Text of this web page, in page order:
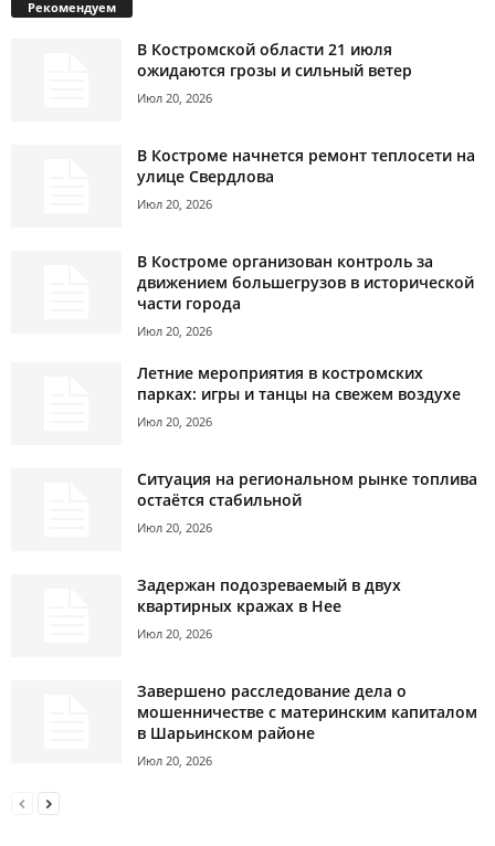
Рекомендуем
В Костромской области 21 июля
ожидаются грозы и сильный ветер
Июл 20, 2026
В Костроме начнется ремонт теплосети на
улице Свердлова
Июл 20, 2026
В Костроме организован контроль за
движением большегрузов в исторической
части города
Июл 20, 2026
Летние мероприятия в костромских
парках: игры и танцы на свежем воздухе
Июл 20, 2026
Ситуация на региональном рынке топлива
остаётся стабильной
Июл 20, 2026
Задержан подозреваемый в двух
квартирных кражах в Нее
Июл 20, 2026
Завершено расследование дела о
мошенничестве с материнским капиталом
в Шарьинском районе
Июл 20, 2026